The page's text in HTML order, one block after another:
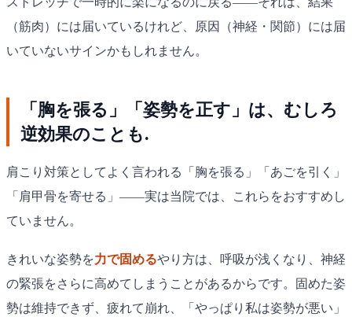
（筋肉）には届いているけれど、原因（神経・関節）には届
いていないサインかもしれません。
「胸を張る」「姿勢を正す」は、むしろ
逆効果のことも.
肩こり対策としてよく言われる「胸を張る」「あごを引く」
「肩甲骨を寄せる」——実は当院では、これらをおすすめし
ていません。
きれいな姿勢を力で固めるやり方は、呼吸が浅くなり、神経
の緊張をさらに高めてしまうことがあるからです。固めた姿
勢は維持できず、疲れて崩れ、「やっぱり私は姿勢が悪い」